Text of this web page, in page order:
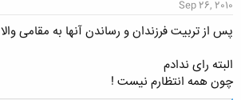
Sep 26, 2010
پس از تربیت فرزندان و رساندن آنها به مقامی والا
البته رای ندادم
چون همه انتظارم نیست !